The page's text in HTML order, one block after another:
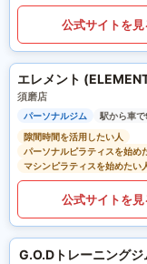
公式サイトを見
エレメント
須磨店
パーソナルジム
駅から車
隙間時間を活用したい人
パーソナルピラティスを始め
マシンピラティスを始めたい
公式サイトを見
G.O.Dトレーニングジ